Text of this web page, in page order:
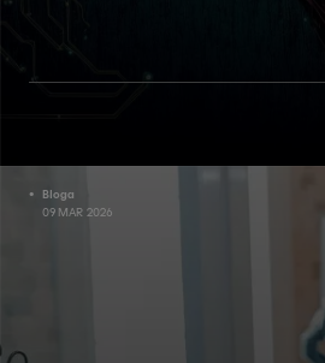
Bloga
09 MAR 2026